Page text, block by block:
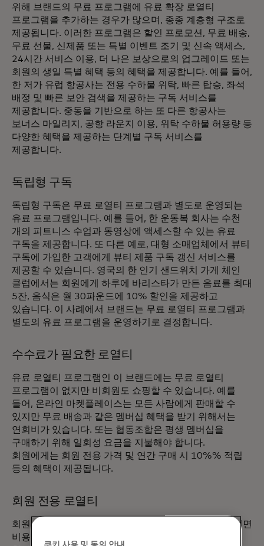
위해 브랜드의 무료 프로그램에 유료 확장 로열티
프로그램을 추가하는 경우가 많으며, 종종 계층형 구조로
제공됩니다. 이러한 프로그램은 할인 프로모션, 무료 배송,
무료 선물, 신제품 또는 특별 이벤트 조기 및 신속 액세스,
24시간 서비스 이용, 더 나은 보상으로의 업그레이드 또는
회원의 생일 특별 혜택 등의 혜택을 제공합니다. 예를 들어,
한 저가 유럽 항공사는 전용 수하물 위탁, 빠른 탑승, 좌석
배정 및 빠른 보안 검색을 제공하는 구독 서비스를
제공합니다. 중동을 기반으로 하는 또 다른 항공사는
보너스 마일리지, 공항 라운지 이용, 위탁 수하물 허용량 등
다양한 혜택을 제공하는 단계별 구독 서비스를
제공합니다.
독립형 구독
독립형 구독은 무료 로열티 프로그램과 별도로 운영되는
유료 프로그램입니다. 예를 들어, 한 운동복 회사는 수천
개의 피트니스 수업과 동영상에 액세스할 수 있는 유료
구독을 제공합니다. 또 다른 예로, 대형 소매업체에서 뷰티
구독에 가입한 고객에게 뷰티 제품 구독 갱신 서비스를
제공할 수 있습니다. 영국의 한 인기 샌드위치 가게 체인
클럽에서는 회원에게 하루에 바리스타가 만든 음료를 최대
5잔, 음식은 월 30파운드에 10% 할인을 제공하고
있습니다. 이 사례에서 브랜드는 무료 로열티 프로그램과
별도의 유료 프로그램을 운영하기로 결정합니다.
수수료가 필요한 로열티
유료 로열티 프로그램인 이 브랜드에는 무료 로열티
프로그램이 없지만 비회원도 쇼핑할 수 있습니다. 예를
들어, 온라인 마켓플레이스는 모든 사람에게 판매할 수
있지만 무료 배송과 같은 멤버십 혜택을 받기 위해서는
연회비가 있습니다. 또는 협동조합은 평생 멤버십을
구매하기 위해 일회성 요금을 지불해야 합니다.
회원에게는 회원 전용 가격 및 연간 구매 시 10%% 적립
등의 혜택이 제공됩니다.
회원 전용 로열티
회원 전용 원형에서는 고객이 브랜드 제품에 액세스하려면
비용을 지불해야 합니다. 멤버십이 없으면 고객은